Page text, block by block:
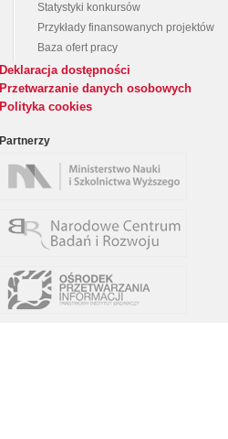
Statystyki konkursów
Przykłady finansowanych projektów
Baza ofert pracy
Deklaracja dostępności
Przetwarzanie danych osobowych
Polityka cookies
Partnerzy